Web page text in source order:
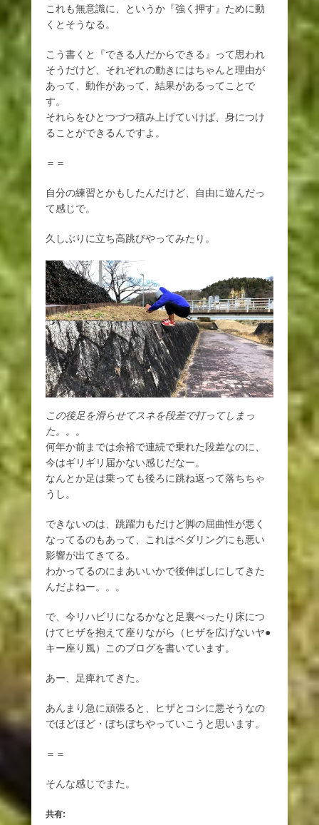
これも無意識に、というか『強く押す』ために動
くとそうなる。
こう書くと『できる人だからできる』って思われ
そうだけど、それぞれの動きにはちゃんと理由が
あって、動作があって、結果があるってことで
す。
それらをひとつづつ積み上げていけば、身につけ
ることができるんですよ。
＝＝
自分の練習とかもしたんだけど、自由に遊んだっ
て感じで。
久しぶりに立ち高跳びやってみたり。
この後足を滑らせてスネを段差で打ってしまっ
た。。。
何年か前までは余裕で連続で乗れた段差なのに、
今はギリギリ届かない感じだなー。
なんとか足は乗っても後ろに跳ね返って落ちちゃ
うし。
できないのは、跳躍力もだけど脚の屈曲性が悪く
なってるのもあって、これはペダリングにも悪い
影響が出てきてる。
わかってるのにまあいいかで後伸ばしにしてきた
んだよねー。。。
で、今リハビリになるかなと足裏べったり床につ
けてヒザを抱えて座りながら（ヒザを広げないヤ●
キー座り風）このブログを書いています。
あー、足痺れてきた。
あんまり急に頑張ると、ヒザとコシに悪そうなの
でほどほど・ぼちぼちやっていこうと思います。
＝＝
そんな感じでまた。
共有: